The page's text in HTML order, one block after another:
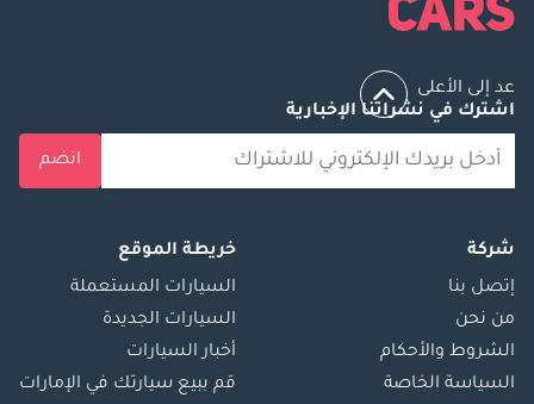
عد إلى الأعلى
اشترك في نشراتنا الإخبارية
انضم
شركة
إتصل بنا
من نحن
الشروط والأحكام
السياسة الخاصة
خريطة الموقع
السيارات المستعملة
السيارات الجديدة
أخبار السيارات
قم ببيع سيارتك في الإمارات